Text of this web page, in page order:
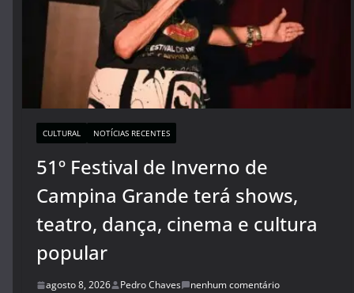
CULTURAL NOTÍCIAS RECENTES
51º Festival de Inverno de
Campina Grande terá shows,
teatro, dança, cinema e cultura
popular
agosto 8, 2026 Pedro Chaves nenhum comentário